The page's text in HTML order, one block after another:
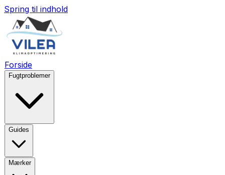
Spring til indhold
Forside
Fugtproblemer
Guides
Mærker